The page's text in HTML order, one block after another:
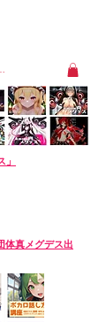
ン
」
体真メグデス出